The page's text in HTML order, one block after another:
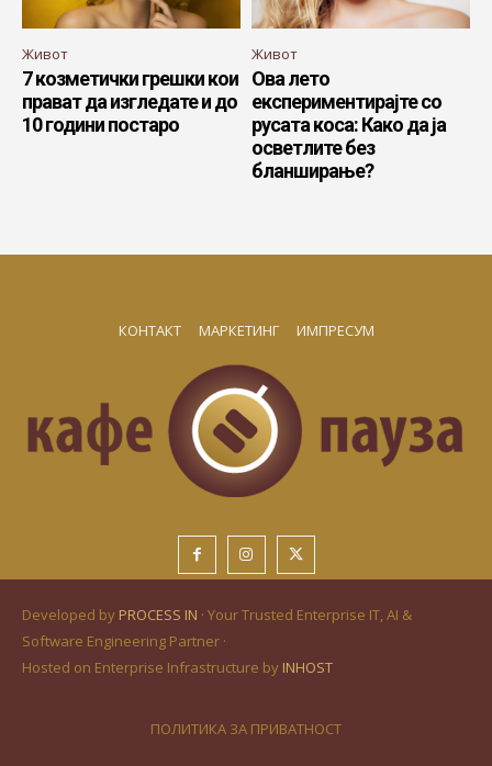
Живот
7 козметички грешки кои
прават да изгледате и до
10 години постарo
Живот
Ова лето
експериментирајте со
русата коса: Како да ја
осветлите без
бланширање?
КОНТАКТ МАРКЕТИНГ ИМПРЕСУМ
Developed by PROCESS IN · Your Trusted Enterprise IT, AI &
Software Engineering Partner ·
Hosted on Enterprise Infrastructure by INHOST
ПОЛИТИКА ЗА ПРИВАТНОСТ